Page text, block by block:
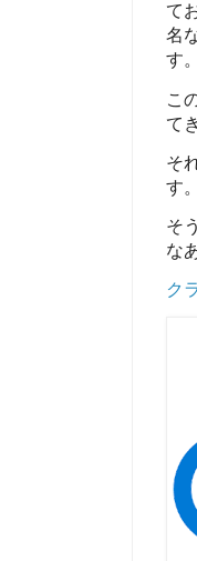
て
名
す
こ
て
そ
す
そ
な
ク